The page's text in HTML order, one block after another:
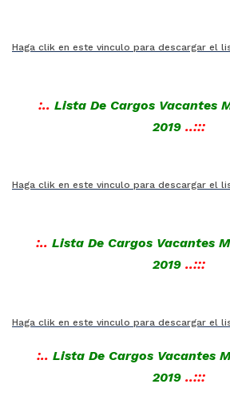
Haga clik en este vinculo para descargar el
:.. Lista De Cargos Vacantes
2019 ..:::
Haga clik en este vinculo para descargar el
:.. Lista De Cargos Vacantes
2019 ..:::
Haga clik en este vinculo para descargar el
:.. Lista De Cargos Vacantes
2019 ..:::